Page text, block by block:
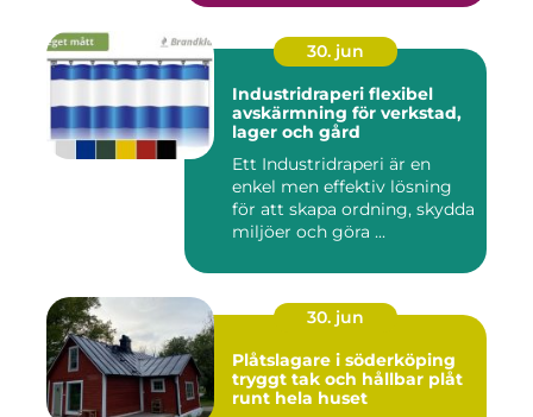
30. jun
Industridraperi flexibel
avskärmning för verkstad,
lager och gård
Ett Industridraperi är en
enkel men effektiv lösning
för att skapa ordning, skydda
miljöer och göra ...
30. jun
Plåtslagare i söderköping
tryggt tak och hållbar plåt
runt hela huset